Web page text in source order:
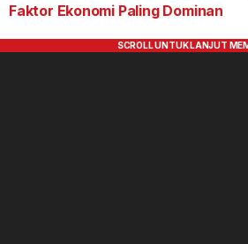
Faktor Ekonomi Paling Dominan